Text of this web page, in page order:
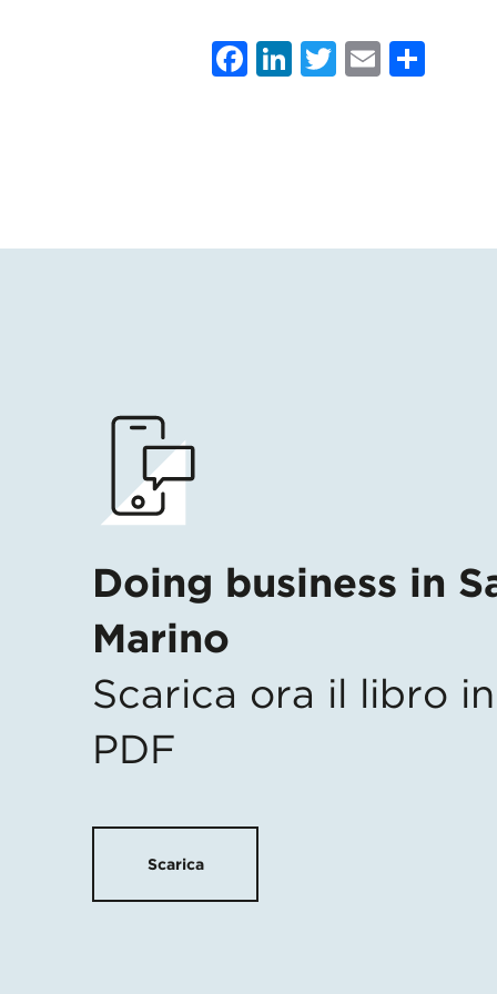
Facebook
LinkedIn
Twitter
Email
Doing business in
Marino
Scarica ora il libro
PDF
Scarica